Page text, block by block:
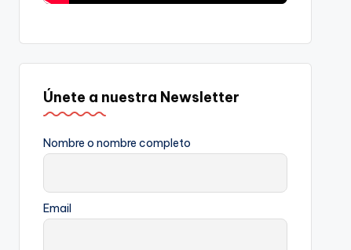
Únete a nuestra Newsletter
Nombre o nombre completo
Email